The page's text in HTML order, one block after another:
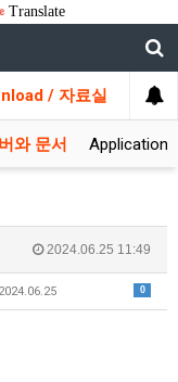
Translate
/ 자료실
와 문서
2024.06.25 11:49
0